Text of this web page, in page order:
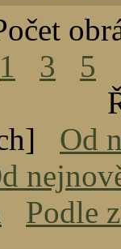
1
3 5
Od
Podle